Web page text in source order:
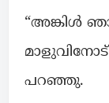
“അങ്കിൾ
പറഞ്ഞു.